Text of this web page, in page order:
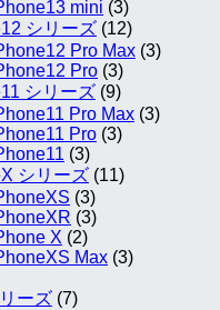
mini (3)
シリーズ (12)
Pro Max (3)
Pro (3)
シリーズ (9)
Pro Max (3)
Pro (3)
(3)
シリーズ (11)
(3)
(3)
X (2)
Max (3)
ーズ (7)